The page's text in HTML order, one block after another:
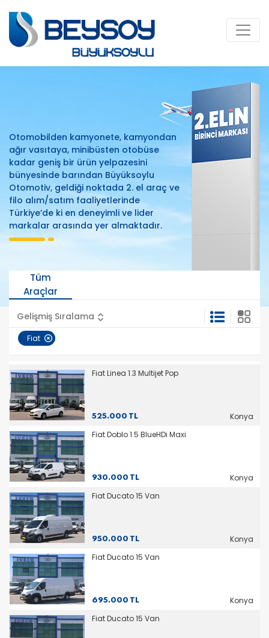
Otomobilden kamyonete, kamyondan
ağır vasıtaya, minibüsten otobüse
kadar geniş bir ürün yelpazesini
bünyesinde barından Büyüksoylu
Otomotiv, geldiği noktada 2. el araç ve
filo alım/satım faaliyetlerinde
Türkiye’de ki en deneyimli ve lider
markalar arasında yer almaktadır.
Tüm
Araçlar
Gelişmiş Sıralama
Fiat
Fiat Linea 1.3 Multijet Pop
525.000 TL
Konya
Fiat Doblo 1.5 BlueHDi Maxi
930.000 TL
Konya
Fiat Ducato 15 Van
950.000 TL
Konya
Fiat Ducato 15 Van
695.000 TL
Konya
Fiat Ducato 15 Van